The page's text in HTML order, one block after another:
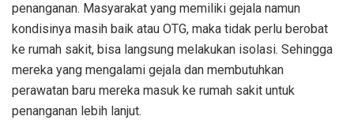
penanganan. Masyarakat yang memiliki gejala namun
kondisinya masih baik atau OTG, maka tidak perlu berobat
ke rumah sakit, bisa langsung melakukan isolasi. Sehingga
mereka yang mengalami gejala dan membutuhkan
perawatan baru mereka masuk ke rumah sakit untuk
penanganan lebih lanjut.